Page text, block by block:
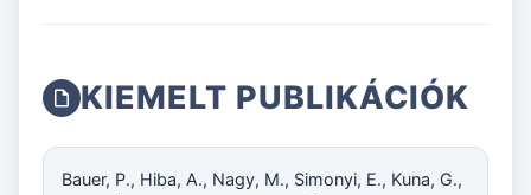
KIEMELT PUBLIKÁCIÓK
Bauer, P., Hiba, A., Nagy, M., Simonyi, E., Kuna, G.,